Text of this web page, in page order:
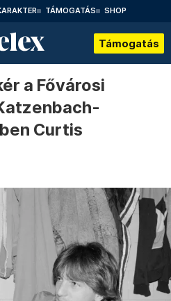
TÁMOGATÁS SHOP
Támogatás
a Fővárosi
Curtis